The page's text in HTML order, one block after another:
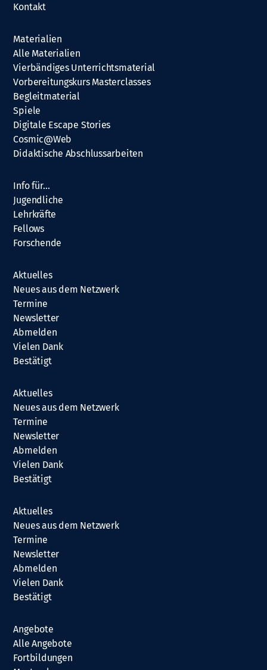
Kontakt
Materialien
Alle Materialien
Vierbändiges Unterrichtsmaterial
Vorbereitungskurs Masterclasses
Begleitmaterial
Spiele
Digitale Escape Stories
Cosmic@Web
Didaktische Abschlussarbeiten
Info für…
Jugendliche
Lehrkräfte
Fellows
Forschende
Aktuelles
Neues aus dem Netzwerk
Termine
Newsletter
Abmelden
Vielen Dank
Bestätigt
Aktuelles
Neues aus dem Netzwerk
Termine
Newsletter
Abmelden
Vielen Dank
Bestätigt
Aktuelles
Neues aus dem Netzwerk
Termine
Newsletter
Abmelden
Vielen Dank
Bestätigt
Angebote
Alle Angebote
Fortbildungen